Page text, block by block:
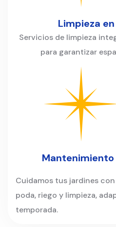
Limpieza
Servicios de limpieza
para garantizar
Cuidamos tus jardines
poda, riego y limpieza,
temporada.